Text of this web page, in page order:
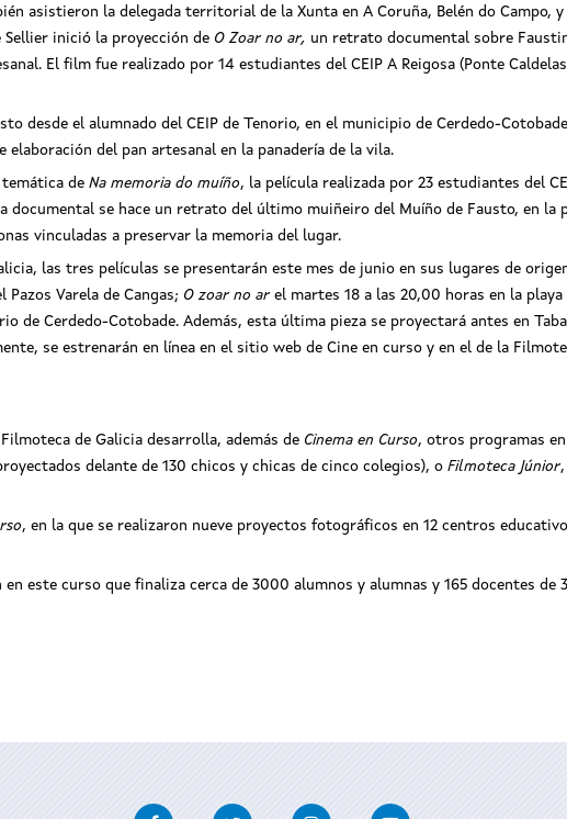
asistieron la delegada territorial de la Xunta en A Coruña, Belén do Campo,
Sellier inició la proyección de O Zoar no ar, un retrato documental sobre
El film fue realizado por 14 estudiantes del CEIP A Reigosa (Ponte
desde el alumnado del CEIP de Tenorio, en el municipio de Cerdedo-
elaboración del pan artesanal en la panadería de la vila.
de Na memoria do muíño, la película realizada por 23 estudiantes del
documental se hace un retrato del último muiñeiro del Muíño de Fausto, en la
vinculadas a preservar la memoria del lugar.
las tres películas se presentarán este mes de junio en sus lugares de
Varela de Cangas; O zoar no arel martes 18 a las 20,00 horas en la
de Cerdedo-Cotobade. Además, esta última pieza se proyectará antes en
se estrenarán en línea en el sitio web de Cine en curso y en el de la
de Galicia desarrolla, además de Cinema en Curso, otros programas
delante de 130 chicos y chicas de cinco colegios), o Filmoteca Júnior,
, en la que se realizaron nueve proyectos fotográficos en 12 centros
este curso que finaliza cerca de 3000 alumnos y alumnas y 165 docentes de
FacebookTwitter InstagramYoutube